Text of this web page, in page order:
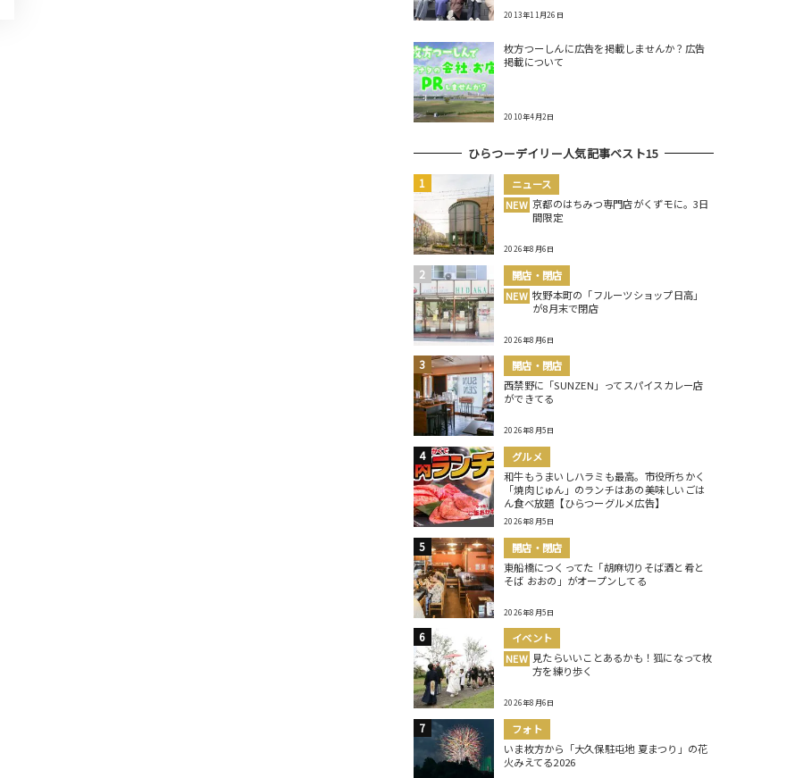
2013年11月26日
枚方つーしんに広告を掲載しませんか？広告
掲載について
2010年4月2日
ひらつーデイリー人気記事ベスト15
ニュース
NEW 京都のはちみつ専門店がくずモに。3日
間限定
2026年8月6日
開店・閉店
NEW 牧野本町の「フルーツショップ日高」
が8月末で閉店
2026年8月6日
開店・閉店
西禁野に「SUNZEN」ってスパイスカレー店
ができてる
2026年8月5日
グルメ
和牛もうまいしハラミも最高。市役所ちかく
「焼肉じゅん」のランチはあの美味しいごは
ん食べ放題【ひらつーグルメ広告】
2026年8月5日
開店・閉店
東船橋につくってた「胡麻切りそば酒と肴と
そば おおの」がオープンしてる
2026年8月5日
イベント
NEW 見たらいいことあるかも！狐になって枚
方を練り歩く
2026年8月6日
フォト
いま枚方から「大久保駐屯地 夏まつり」の花
火みえてる2026